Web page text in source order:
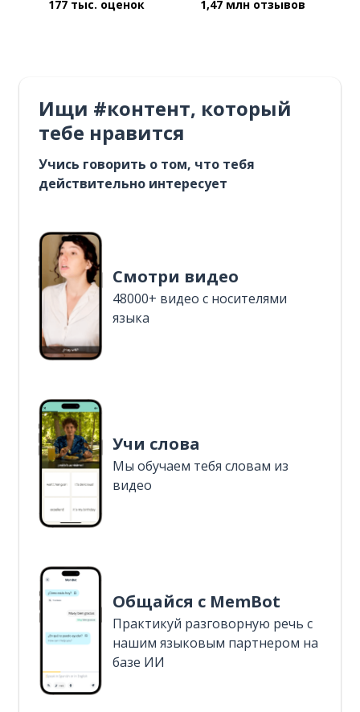
177 тыс. оценок 1,47 млн отзывов
Ищи #контент, который
тебе нравится
Учись говорить о том, что тебя
действительно интересует
Смотри видео
48000+ видео с носителями
языка
Учи слова
Мы обучаем тебя словам из
видео
Общайся с MemBot
Практикуй разговорную речь с
нашим языковым партнером на
базе ИИ